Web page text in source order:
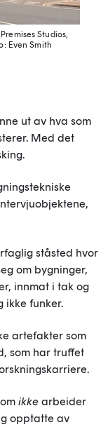
Studios,
Even Smith
ut av hva som
Med det
ståsted hvor
om bygninger,
innmat i tak og
ikke funker.
artefakter som
som har truffet
ikke arbeider
opptatte av